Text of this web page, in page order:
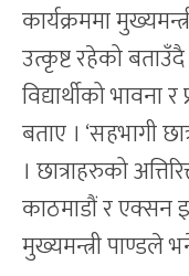
कार्यक्रममा
उत्कृष्ट रहेको
विद्यार्थीको
बताए । ‘सहभागी
। छात्राहरुको
काठमाडौं र एक्सन
मुख्यमन्त्री पाण्डले